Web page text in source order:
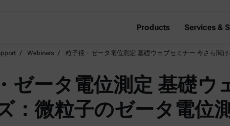
Products Services &
Webinars 粒子径・ゼータ電位測定 基礎ウェブセミナー 今さら聞
ゼータ電位測定 基礎ウ
：微粒子のゼータ電位